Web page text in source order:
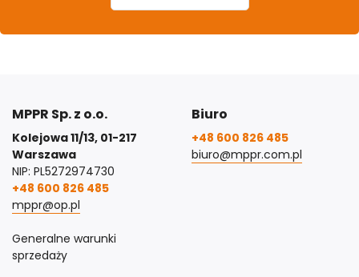
MPPR Sp. z o.o.
Kolejowa 11/13, 01-217
Warszawa
NIP: PL5272974730
+48 600 826 485
mppr@op.pl
Generalne warunki
sprzedaży
Biuro
+48 600 826 485
biuro@mppr.com.pl